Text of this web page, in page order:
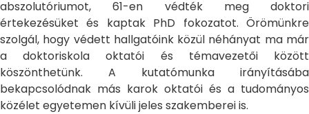
abszolutóriumot, 61-en védték meg doktori
értekezésüket és kaptak PhD fokozatot. Örömünkre
szolgál, hogy védett hallgatóink közül néhányat ma már
a doktoriskola oktatói és témavezetői között
köszönthetünk. A kutatómunka irányításába
bekapcsolódnak más karok oktatói és a tudományos
közélet egyetemen kívüli jeles szakemberei is.